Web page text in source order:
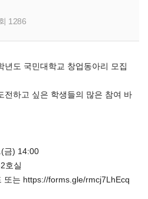
1286
년도 국민대학교 창업동아리 모집
전하고 싶은 학생들의 많은 참여 바
금) 14:00
호실
또는 https://forms.gle/rmcj7LhEcq